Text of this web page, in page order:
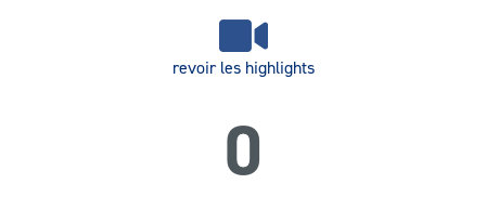
revoir les highlights
0